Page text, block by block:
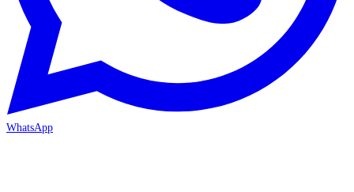
WhatsApp